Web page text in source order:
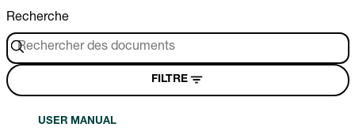
Recherche
FILTRE
USER MANUAL